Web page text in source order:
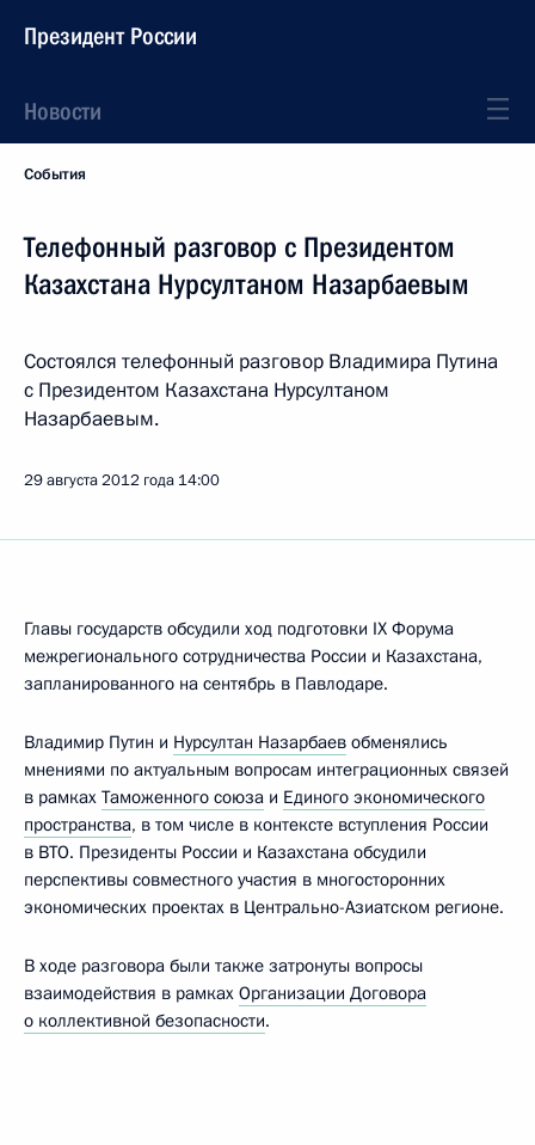
Президент России
Новости
События
Телефонный разговор с Президентом
Казахстана Нурсултаном Назарбаевым
Состоялся телефонный разговор Владимира Путина
с Президентом Казахстана Нурсултаном
Назарбаевым.
29 августа 2012 года 14:00
Главы государств обсудили ход подготовки IX Форума
межрегионального сотрудничества России и Казахстана,
запланированного на сентябрь в Павлодаре.
Владимир Путин и Нурсултан Назарбаев обменялись
мнениями по актуальным вопросам интеграционных связей
в рамках Таможенного союза и Единого экономического
пространства, в том числе в контексте вступления России
в ВТО. Президенты России и Казахстана обсудили
перспективы совместного участия в многосторонних
экономических проектах в Центрально-Азиатском регионе.
В ходе разговора были также затронуты вопросы
взаимодействия в рамках Организации Договора
о коллективной безопасности.